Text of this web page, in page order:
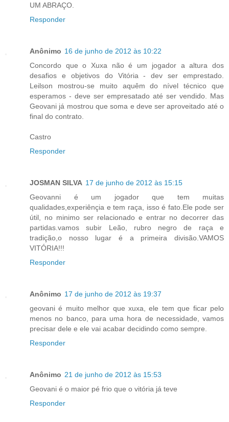
UM ABRAÇO.
Responder
Anônimo 16 de junho de 2012 às 10:22
Concordo que o Xuxa não é um jogador a altura dos
desafios e objetivos do Vitória - dev ser emprestado.
Leilson mostrou-se muito aquêm do nível técnico que
esperamos - deve ser empresatado até ser vendido. Mas
Geovani já mostrou que soma e deve ser aproveitado até o
final do contrato.
Castro
Responder
JOSMAN SILVA 17 de junho de 2012 às 15:15
Geovanni é um jogador que tem muitas
qualidades,experiênçia e tem raça, isso é fato.Ele pode ser
útil, no minimo ser relacionado e entrar no decorrer das
partidas.vamos subir Leão, rubro negro de raça e
tradição,o nosso lugar é a primeira divisão.VAMOS
VITÓRIA!!!
Responder
Anônimo 17 de junho de 2012 às 19:37
geovani é muito melhor que xuxa, ele tem que ficar pelo
menos no banco, para uma hora de necessidade, vamos
precisar dele e ele vai acabar decidindo como sempre.
Responder
Anônimo 21 de junho de 2012 às 15:53
Geovani é o maior pé frio que o vitória já teve
Responder